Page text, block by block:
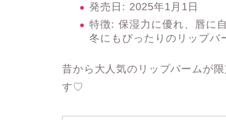
発売日 : 2025年1月1日
特徴: 保湿力に優れ、唇に
冬にもぴったりのリップバ
昔から大人気のリップバームが
す♡